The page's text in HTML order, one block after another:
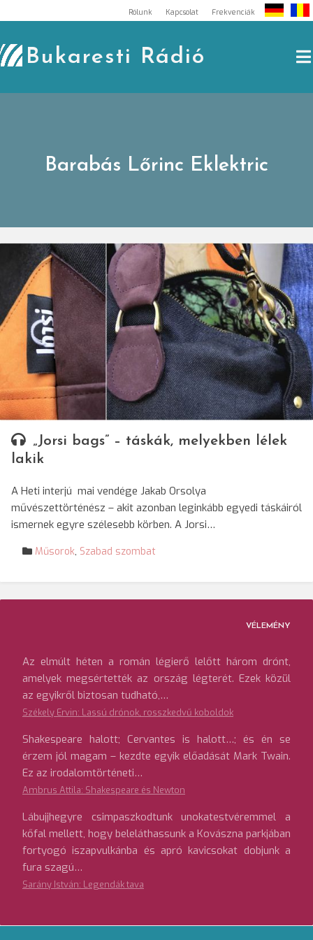
to
content
Rólunk Kapcsolat Frekvenciák
Bukaresti Rádió
Barabás Lőrinc Eklektric
„Jorsi bags” – táskák, melyekben lélek
lakik
A Heti interjú mai vendége Jakab Orsolya
művészettörténész – akit azonban leginkább egyedi táskáiról
ismernek egyre szélesebb körben. A Jorsi…
Műsorok, Szabad szombat
VÉLEMÉNY
Az elmúlt héten a román légierő lelőtt három drónt,
amelyek megsértették az ország légterét. Ezek közül
az egyikről biztosan tudható,…
Székely Ervin: Lassú drónok, rosszkedvű koboldok
Shakespeare halott; Cervantes is halott…; és én se
érzem jól magam – kezdte egyik előadását Mark Twain.
Ez az irodalomtörténeti…
Ambrus Attila: Shakespeare és Newton
Lábujjhegyre csimpaszkodtunk unokatestvéremmel a
kőfal mellett, hogy beleláthassunk a Kovászna parkjában
fortyogó iszapvulkánba és apró kavicsokat dobjunk a
fura szagú…
Sarány István: Legendák tava